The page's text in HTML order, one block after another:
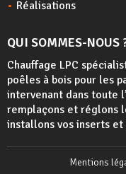
Réalisations
QUI SOMMES-NOUS
Chauffage LPC
poêles à bois pour les
intervenant dans toute
remplaçons et réglons
installons vos inserts et
Mentions